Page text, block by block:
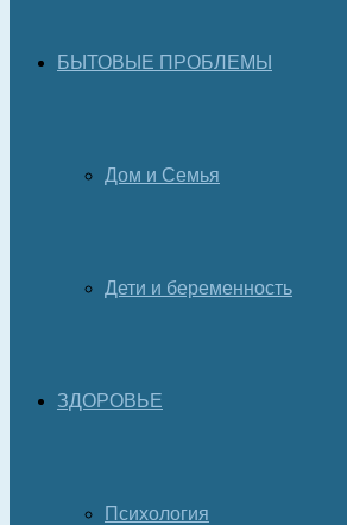
БЫТОВЫЕ ПРОБЛЕМЫ
Дом и Семья
Дети и беременность
ЗДОРОВЬЕ
Психология